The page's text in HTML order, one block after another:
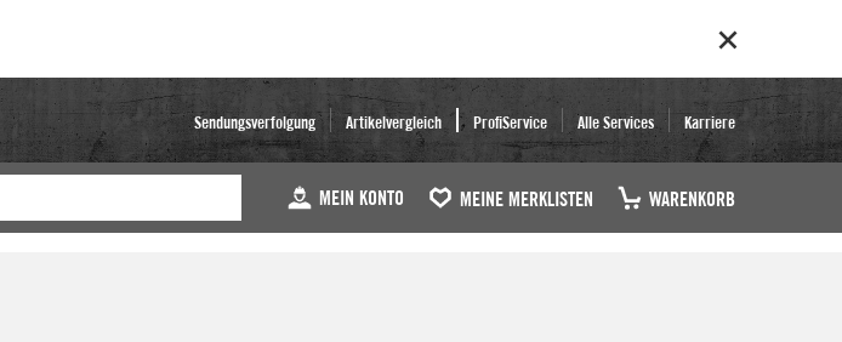
Sendungsverfolgung Artikelvergleich ProfiService Alle Services Karriere
MEIN KONTO MEINE MERKLISTEN WARENKORB